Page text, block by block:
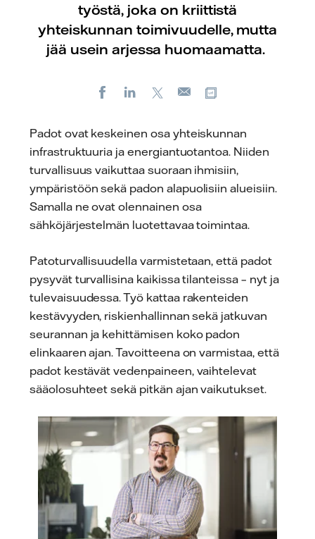
työstä, joka on kriittistä
yhteiskunnan toimivuudelle, mutta
jää usein arjessa huomaamatta.
FacebookLinkedIn
Sähköposti
Padot ovat keskeinen osa yhteiskunnan
infrastruktuuria ja energiantuotantoa. Niiden
turvallisuus vaikuttaa suoraan ihmisiin,
ympäristöön sekä padon alapuolisiin alueisiin.
Samalla ne ovat olennainen osa
sähköjärjestelmän luotettavaa toimintaa.
Patoturvallisuudella varmistetaan, että padot
pysyvät turvallisina kaikissa tilanteissa – nyt ja
tulevaisuudessa. Työ kattaa rakenteiden
kestävyyden, riskienhallinnan sekä jatkuvan
seurannan ja kehittämisen koko padon
elinkaaren ajan. Tavoitteena on varmistaa, että
padot kestävät vedenpaineen, vaihtelevat
sääolosuhteet sekä pitkän ajan vaikutukset.